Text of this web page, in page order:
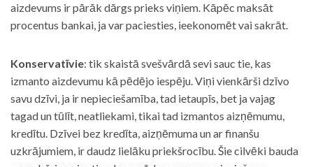
aizdevums ir pārāk dārgs prieks viņiem. Kāpēc maksāt
procentus bankai, ja var paciesties, ieekonomēt vai sakrāt.
Konservatīvie: tik skaistā svešvārdā sevi sauc tie, kas
izmanto aizdevumu kā pēdējo iespēju. Viņi vienkārši dzīvo
savu dzīvi, ja ir nepieciešamība, tad ietaupīs, bet ja vajag
tagad un tūlīt, neatliekami, tikai tad izmantos aizņēmumu,
kredītu. Dzīvei bez kredīta, aizņēmuma un ar finanšu
uzkrājumiem, ir daudz lielāku priekšrocību. Šie cilvēki bauda